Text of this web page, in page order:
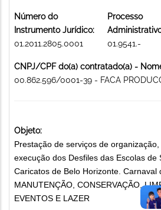
Número do
Instrumento Jurídico:
01.2011.2805.0001
Processo
01.9541.-
CNPJ/CPF do(a) contratado(a) -
00.862.596/0001-39 - FACA
Objeto:
Prestação de serviços de
execução dos Desfiles das Escolas de
Caricatos de Belo Horizonte. Carnaval
MANUTENÇÃO, CONSERVAÇÃO,
EVENTOS E LAZER